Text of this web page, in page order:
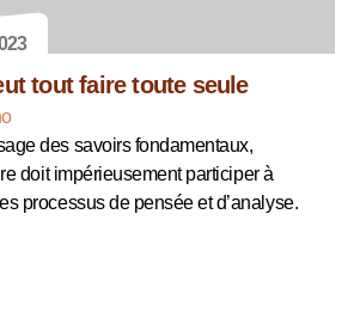
tout faire toute seule
des savoirs fondamentaux,
doit impérieusement participer à
processus de pensée et d’analyse.